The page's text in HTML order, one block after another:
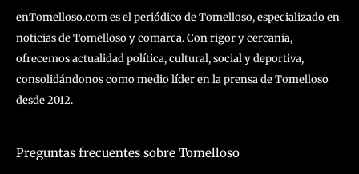
enTomelloso.com es el periódico de Tomelloso, especializado en
noticias de Tomelloso y comarca. Con rigor y cercanía,
ofrecemos actualidad política, cultural, social y deportiva,
consolidándonos como medio líder en la prensa de Tomelloso
desde 2012.
Preguntas frecuentes sobre Tomelloso